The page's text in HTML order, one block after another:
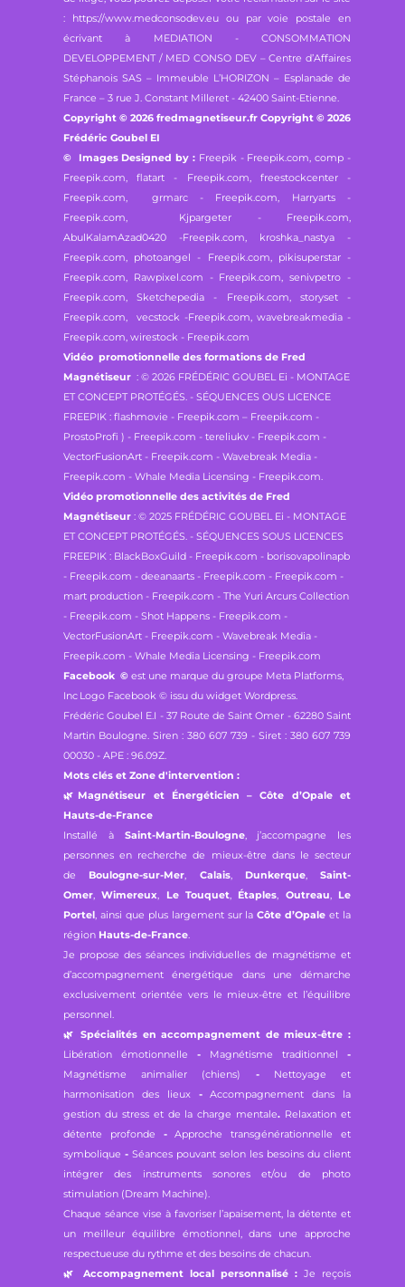
: https://www.medconsodev.eu ou par voie postale en
écrivant à MEDIATION - CONSOMMATION
DEVELOPPEMENT / MED CONSO DEV – Centre d’Affaires
Stéphanois SAS – Immeuble L’HORIZON – Esplanade de
France – 3 rue J. Constant Milleret - 42400 Saint-Etienne.
Copyright © 2026 fredmagnetiseur.fr Copyright © 2026
Frédéric Goubel EI
© Images Designed by : Freepik - Freepik.com,comp -
Freepik.com, flatart - Freepik.com, freestockcenter -
Freepik.com, grmarc - Freepik.com,
Harryarts -
Freepik.com, Kjpargeter - Freepik.com,
AbulKalamAzad0420 -Freepik.com, kroshka_nastya -
Freepik.com, photoangel - Freepik.com, pikisuperstar -
Freepik.com, Rawpixel.com - Freepik.com,senivpetro -
Freepik.com, Sketchepedia - Freepik.com, storyset -
Freepik.com, vecstock -Freepik.com, wavebreakmedia -
Freepik.com, wirestock - Freepik.com
Vidéo promotionnelle des formations de Fred
Magnétiseur : © 2026 FRÉDÉRIC GOUBEL Ei - MONTAGE
ET CONCEPT PROTÉGÉS. - SÉQUENCES OUS LICENCE
FREEPIK : flashmovie - Freepik.com – Freepik.com -
ProstoProfi ) - Freepik.com - tereliukv - Freepik.com -
VectorFusionArt - Freepik.com - Wavebreak Media -
Freepik.com - Whale Media Licensing - Freepik.com.
Vidéo promotionnelle des activités de Fred
Magnétiseur : © 2025 FRÉDÉRIC GOUBEL Ei - MONTAGE
ET CONCEPT PROTÉGÉS. - SÉQUENCES SOUS LICENCES
FREEPIK : BlackBoxGuild - Freepik.com - borisovapolinapb
- Freepik.com - deeanaarts - Freepik.com - Freepik.com -
mart production - Freepik.com - The Yuri Arcurs Collection
- Freepik.com - Shot Happens - Freepik.com -
VectorFusionArt - Freepik.com - Wavebreak Media -
Freepik.com - Whale Media Licensing - Freepik.com
Facebook © est une marque du groupe Meta Platforms,
Inc Logo Facebook © issu du widget Wordpress.
Frédéric Goubel E.I - 37 Route de Saint Omer - 62280 Saint
Martin Boulogne. Siren : 380 607 739 - Siret : 380 607 739
00030 - APE : 96.09Z.
Mots clés et Zone d'intervention :
🌿 Magnétiseur et Énergéticien – Côte d’Opale et
Hauts-de-France
Installé à Saint-Martin-Boulogne, j’accompagne les
personnes en recherche de mieux-être dans le secteur
de Boulogne-sur-Mer, Calais, Dunkerque, Saint-
Omer,Wimereux, Le Touquet, Étaples, Outreau, Le
Portel , ainsi que plus largement sur laCôte d’Opale et la
région Hauts-de-France.
Je propose des séances individuelles de magnétisme et
d’accompagnement énergétique dans une démarche
exclusivement orientée vers le mieux-être et l’équilibre
personnel.
🌿
Spécialités en accompagnement de mieux-être :
Libération émotionnelle - Magnétisme traditionnel
-
Magnétisme animalier (chiens)
- Nettoyage et
harmonisation des lieux-Accompagnement dans la
gestion du stress et de la charge mentale. Relaxation et
détente profonde -Approche transgénérationnelle et
symbolique - Séances pouvant selon les besoins du client
intégrer des instruments sonores et/ou de photo
stimulation (Dream Machine).
Chaque séance vise à favoriser l’apaisement, la détente et
un meilleur équilibre émotionnel, dans une approche
respectueuse du rythme et des besoins de chacun.
🌿
Accompagnement local personnalisé : Je reçois